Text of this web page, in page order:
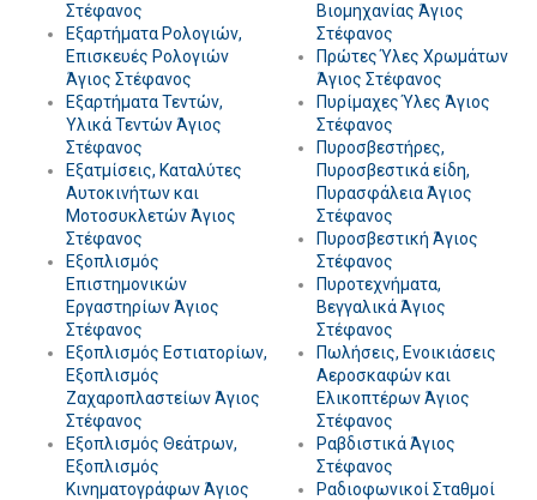
Στέφανος
Εξαρτήματα Ρολογιών,
Επισκευές Ρολογιών
Άγιος Στέφανος
Εξαρτήματα Τεντών,
Υλικά Τεντών Άγιος
Στέφανος
Εξατμίσεις, Καταλύτες
Αυτοκινήτων και
Μοτοσυκλετών Άγιος
Στέφανος
Εξοπλισμός
Επιστημονικών
Εργαστηρίων Άγιος
Στέφανος
Εξοπλισμός Εστιατορίων,
Εξοπλισμός
Ζαχαροπλαστείων Άγιος
Στέφανος
Εξοπλισμός Θεάτρων,
Εξοπλισμός
Κινηματογράφων Άγιος
Βιομηχανίας Άγιος
Στέφανος
Πρώτες Ύλες Χρωμάτων
Άγιος Στέφανος
Πυρίμαχες Ύλες Άγιος
Στέφανος
Πυροσβεστήρες,
Πυροσβεστικά είδη,
Πυρασφάλεια Άγιος
Στέφανος
Πυροσβεστική Άγιος
Στέφανος
Πυροτεχνήματα,
Βεγγαλικά Άγιος
Στέφανος
Πωλήσεις, Ενοικιάσεις
Αεροσκαφών και
Ελικοπτέρων Άγιος
Στέφανος
Ραβδιστικά Άγιος
Στέφανος
Ραδιοφωνικοί Σταθμοί